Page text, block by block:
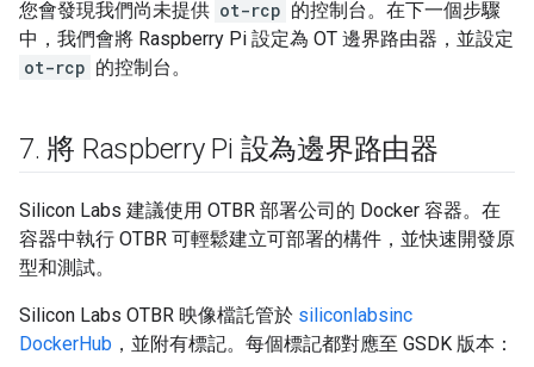
您會發現我們尚未提供 ot-rcp 的控制台。在下一個步驟
中，我們會將 Raspberry Pi 設定為 OT 邊界路由器，並設定
ot-rcp 的控制台。
7. 將 Raspberry Pi 設為邊界路由器
Silicon Labs 建議使用 OTBR 部署公司的 Docker 容器。在
容器中執行 OTBR 可輕鬆建立可部署的構件，並快速開發原
型和測試。
Silicon Labs OTBR 映像檔託管於 siliconlabsinc
DockerHub ，並附有標記。每個標記都對應至 GSDK 版本：